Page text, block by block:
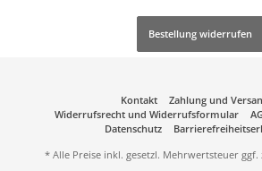
Bestellung widerrufen
Kontakt
Zahlung und
Widerrufsrecht und Widerrufsformular
Datenschutz
* Alle Preise inkl. gesetzl. Mehrwertsteuer ggf.